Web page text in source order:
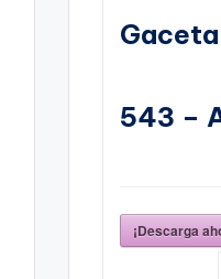
543 –
¡Descarga